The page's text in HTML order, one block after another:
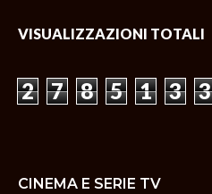
VISUALIZZAZIONI TOTALI
2 7 8 5 1 3 3
CINEMA E SERIE TV